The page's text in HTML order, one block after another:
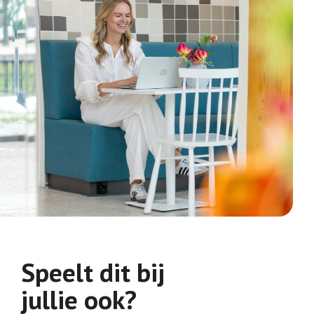
Speelt dit bij
jullie ook?